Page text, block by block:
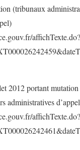
(tribunaux
affichTexte.do?
2012 portant
administratives
affichTexte.do?